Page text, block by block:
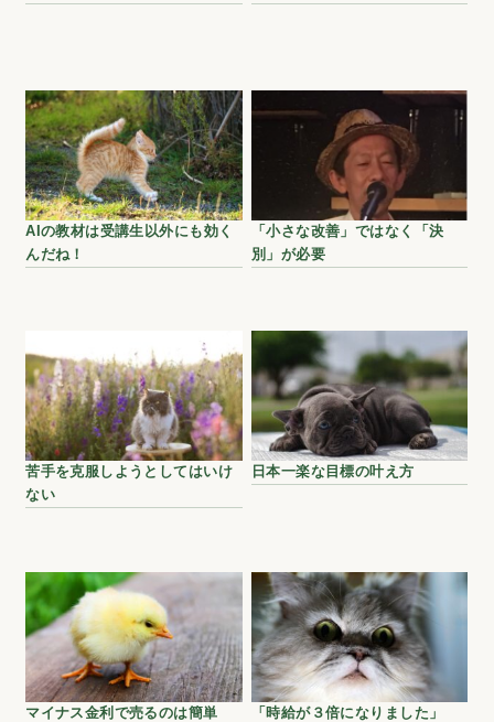
AIの教材は受講生以外にも効く
んだね！
「小さな改善」ではなく「決
別」が必要
苦手を克服しようとしてはいけ
ない
日本一楽な目標の叶え方
マイナス金利で売るのは簡単 「時給が３倍になりました」